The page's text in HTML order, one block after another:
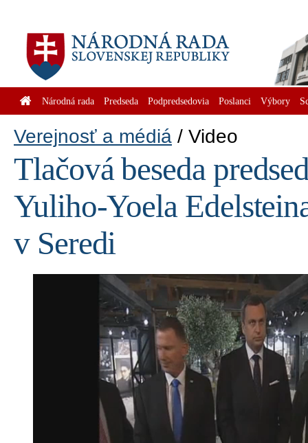
Národná rada Predseda Podpredsedovia Poslanci Výbory
Verejnosť a médiá Video
Tlačová beseda
Yuliho-Yoela
v Seredi